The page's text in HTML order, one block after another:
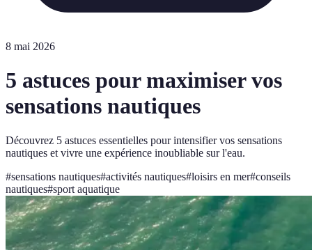
8 mai 2026
5 astuces pour maximiser vos
sensations nautiques
Découvrez 5 astuces essentielles pour intensifier vos sensations
nautiques et vivre une expérience inoubliable sur l'eau.
#sensations nautiques#activités nautiques#loisirs en mer#conseils
nautiques#sport aquatique